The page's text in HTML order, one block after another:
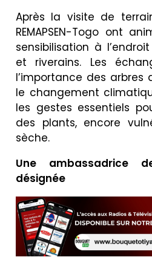
Après la visite de
REMAPSEN-Togo ont
sensibilisation à
et riverains. Les
l’importance des
le changement
les gestes essentiels
des plants, encore
sèche.
Une ambassadrice
désignée